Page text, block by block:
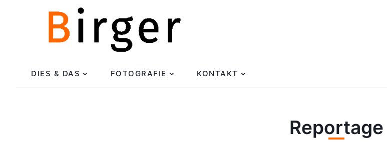
DIES & DAS FOTOGRAFIE KONTAKT
Reportage